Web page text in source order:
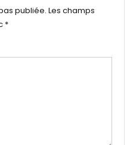
publiée. Les champs
*